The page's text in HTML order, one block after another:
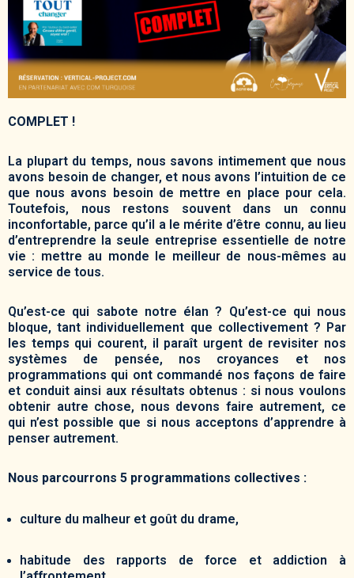
COMPLET !
La plupart du temps, nous savons intimement que nous
avons besoin de changer, et nous avons l’intuition de ce
que nous avons besoin de mettre en place pour cela.
Toutefois, nous restons souvent dans un connu
inconfortable, parce qu’il a le mérite d’être connu, au lieu
d’entreprendre la seule entreprise essentielle de notre
vie : mettre au monde le meilleur de nous-mêmes au
service de tous.
Qu’est-ce qui sabote notre élan ? Qu’est-ce qui nous
bloque, tant individuellement que collectivement ? Par
les temps qui courent, il paraît urgent de revisiter nos
systèmes de pensée, nos croyances et nos
programmations qui ont commandé nos façons de faire
et conduit ainsi aux résultats obtenus : si nous voulons
obtenir autre chose, nous devons faire autrement, ce
qui n’est possible que si nous acceptons d’apprendre à
penser autrement.
Nous parcourrons 5 programmations collectives :
culture du malheur et goût du drame,
habitude des rapports de force et addiction à